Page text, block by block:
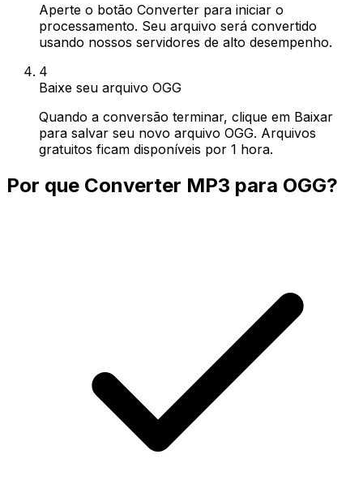
Aperte o botão Converter para iniciar o
processamento. Seu arquivo será convertido
usando nossos servidores de alto desempenho.
4
Baixe seu arquivo OGG
Quando a conversão terminar, clique em Baixar
para salvar seu novo arquivo OGG. Arquivos
gratuitos ficam disponíveis por 1 hora.
Por que Converter MP3 para OGG?